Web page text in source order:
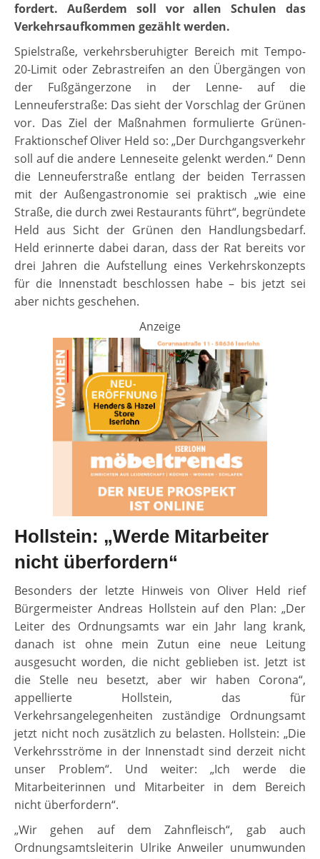
fordert. Außerdem soll vor allen Schulen das
Verkehrsaufkommen gezählt werden.
Spielstraße, verkehrsberuhigter Bereich mit Tempo-
20-Limit oder Zebrastreifen an den Übergängen von
der Fußgängerzone in der Lenne- auf die
Lenneuferstraße: Das sieht der Vorschlag der Grünen
vor. Das Ziel der Maßnahmen formulierte Grünen-
Fraktionschef Oliver Held so: „Der Durchgangsverkehr
soll auf die andere Lenneseite gelenkt werden.“ Denn
die Lenneuferstraße entlang der beiden Terrassen
mit der Außengastronomie sei praktisch „wie eine
Straße, die durch zwei Restaurants führt“, begründete
Held aus Sicht der Grünen den Handlungsbedarf.
Held erinnerte dabei daran, dass der Rat bereits vor
drei Jahren die Aufstellung eines Verkehrskonzepts
für die Innenstadt beschlossen habe – bis jetzt sei
aber nichts geschehen.
Anzeige
Hollstein: „Werde Mitarbeiter
nicht überfordern“
Besonders der letzte Hinweis von Oliver Held rief
Bürgermeister Andreas Hollstein auf den Plan: „Der
Leiter des Ordnungsamts war ein Jahr lang krank,
danach ist ohne mein Zutun eine neue Leitung
ausgesucht worden, die nicht geblieben ist. Jetzt ist
die Stelle neu besetzt, aber wir haben Corona“,
appellierte Hollstein, das für
Verkehrsangelegenheiten zuständige Ordnungsamt
jetzt nicht noch zusätzlich zu belasten. Hollstein: „Die
Verkehrsströme in der Innenstadt sind derzeit nicht
unser Problem“. Und weiter: „Ich werde die
Mitarbeiterinnen und Mitarbeiter in dem Bereich
nicht überfordern“.
„Wir gehen auf dem Zahnfleisch“, gab auch
Ordnungsamtsleiterin Ulrike Anweiler unumwunden